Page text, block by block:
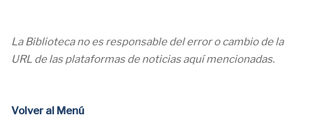
La Biblioteca no es responsable del error o cambio de la
URL de las plataformas de noticias aquí mencionadas.
Volver al Menú